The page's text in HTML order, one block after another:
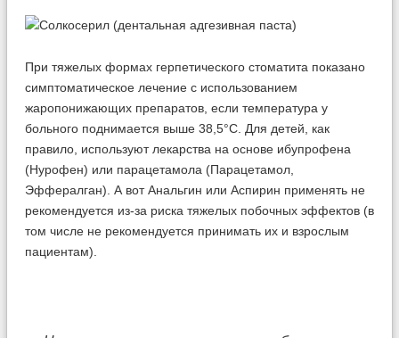
При тяжелых формах герпетического стоматита показано
симптоматическое лечение с использованием
жаропонижающих препаратов, если температура у
больного поднимается выше 38,5°С. Для детей, как
правило, используют лекарства на основе ибупрофена
(Нурофен) или парацетамола (Парацетамол,
Эффералган). А вот Анальгин или Аспирин применять не
рекомендуется из-за риска тяжелых побочных эффектов (в
том числе не рекомендуется принимать их и взрослым
пациентам).